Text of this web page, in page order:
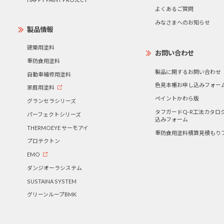
製品情報
建築用塗料
重防食用塗料
自動車補修用塗料
家庭用塗料
グランセラシリーズ
パーフェクトシリーズ
THERMOEYE サーモアイ
プロテクトン
EMO
ダンジオーラシステム
SUSTAINA SYSTEM
グリーンループBMK
よくあるご質問
みなさまへのお知らせ
お問い合わせ
製品に関するお問い合わせ
色見本帳お申し込みフォー
ペイントかわら版
タフガードQ-R工法カタロ
込みフォーム
重防食用塗料積算見積もり